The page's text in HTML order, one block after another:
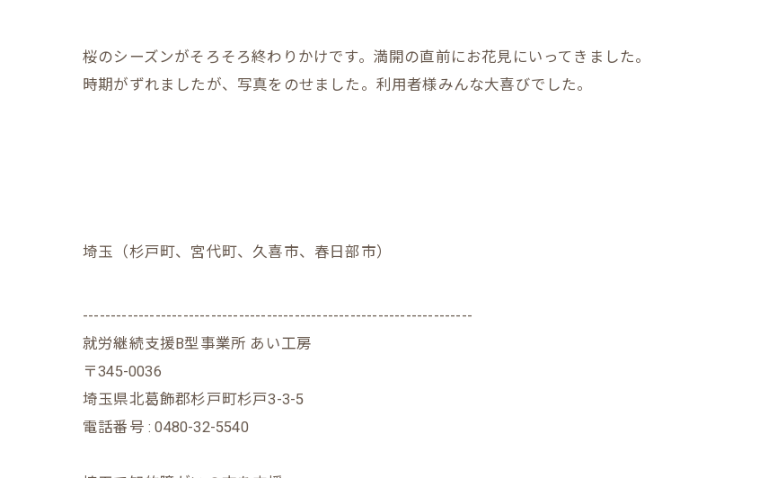
桜のシーズンがそろそろ終わりかけです。満開の直前にお花見にいってきました。
時期がずれましたが、写真をのせました。利用者様みんな大喜びでした。
埼玉（杉戸町、宮代町、久喜市、春日部市）
----------------------------------------------------------------------
就労継続支援B型事業所 あい工房
〒345-0036
埼玉県北葛飾郡杉戸町杉戸3-3-5
電話番号 : 0480-32-5540